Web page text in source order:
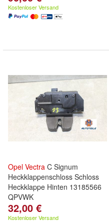
Kostenloser Versand
Opel Vectra C Signum
Heckklappenschloss Schloss
Heckklappe Hinten 13185566
QPVWK
32,00 €
Kostenloser Versand